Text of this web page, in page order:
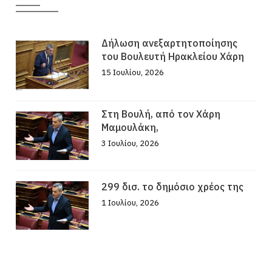
Δήλωση ανεξαρτητοποίησης
του Βουλευτή Ηρακλείου Χάρη
15 Ιουλίου, 2026
Στη Βουλή, από τον Χάρη
Μαμουλάκη,
3 Ιουλίου, 2026
299 δισ. το δημόσιο χρέος της
1 Ιουλίου, 2026